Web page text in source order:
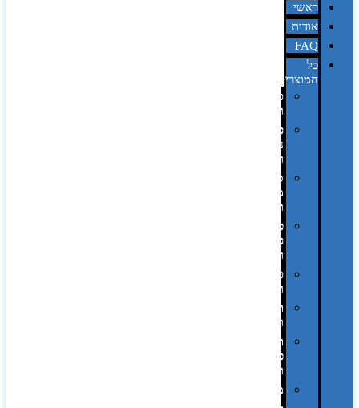
ראשי
אודות
FAQ
כל
המוצרים
טכנולוגיה
וגאדג'טים
פנאי,
נופש
ונסיעות
סביבת
משרד
ופרימיום
כלים,
פנסים
ורכב
טקסטיל
וחורף
תיקים
ומזוודות
תערוכות,
כנסים
ועוד…
מטבח
,חגים